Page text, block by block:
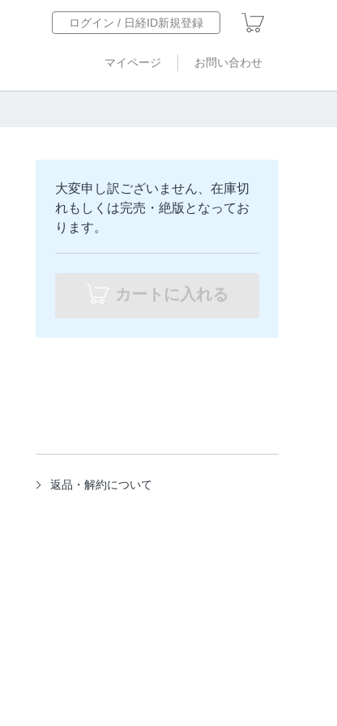
ログイン / 日経ID新規登録
マイページ お問い合わせ
大変申し訳ございません、在庫切
れもしくは完売・絶版となってお
ります。
カートに入れる
返品・解約について